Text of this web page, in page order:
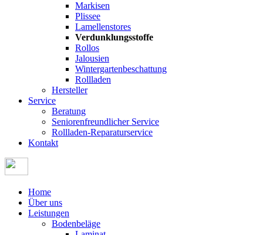
Markisen
Plissee
Lamellenstores
Verdunklungsstoffe
Rollos
Jalousien
Wintergartenbeschattung
Rollladen
Hersteller
Service
Beratung
Seniorenfreundlicher Service
Rollladen-Reparaturservice
Kontakt
Home
Über uns
Leistungen
Bodenbeläge